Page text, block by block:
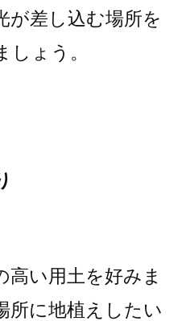
が差し込む場所を
ょう。
高い用土を好みま
所に地植えしたい